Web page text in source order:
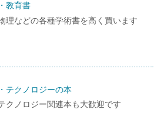
教育書
理などの各種学術書を高く買います
テクノロジーの本
クノロジー関連本も大歓迎です